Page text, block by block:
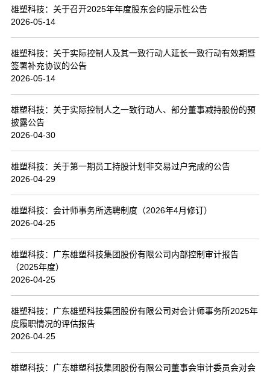
雄塑科技：关于召开2025年年度股东会的提示性公告
2026-05-14
雄塑科技：关于实际控制人及其一致行动人延长一致行动有效期暨
签署补充协议的公告
2026-05-14
雄塑科技：关于实际控制人之一致行动人、部分董事减持股份的预
披露公告
2026-04-30
雄塑科技：关于第一期员工持股计划非交易过户完成的公告
2026-04-29
雄塑科技：会计师事务所选聘制度（2026年4月修订）
2026-04-25
雄塑科技：广东雄塑科技集团股份有限公司内部控制审计报告
（2025年度）
2026-04-25
雄塑科技：广东雄塑科技集团股份有限公司对会计师事务所2025年
度履职情况的评估报告
2026-04-25
雄塑科技：广东雄塑科技集团股份有限公司董事会审计委员会对会